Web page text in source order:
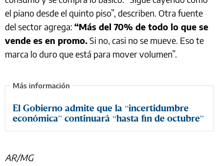
el piano desde el quinto piso”, describen. Otra fuente
del sector agrega: “Más del 70% de todo lo que se
vende es en promo.Si no, casi no se mueve. Eso te
marca lo duro que está para mover volumen”.
El Gobierno admite que la “incertidumbre
económica” continuará “hasta fin de octubre”
AR/MG